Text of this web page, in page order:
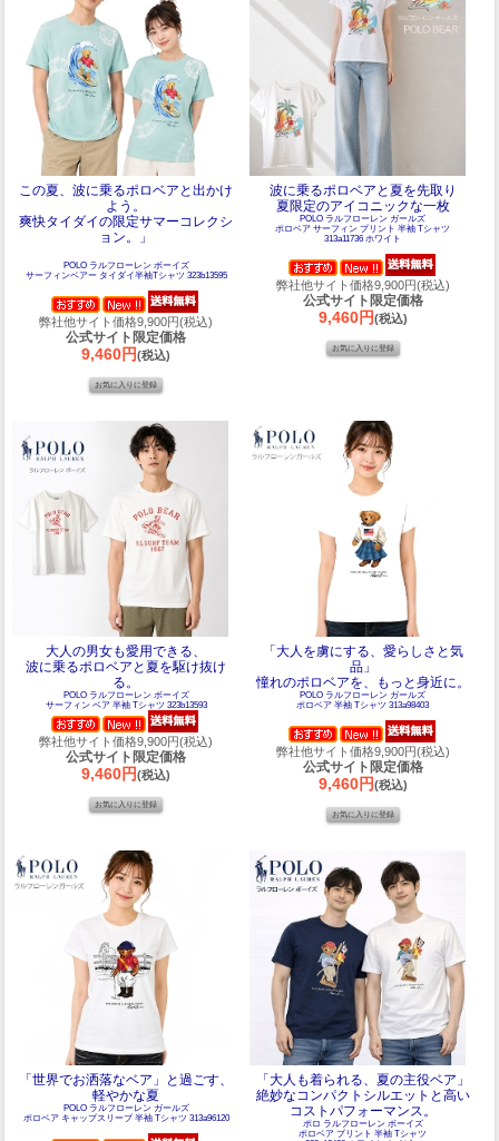
この夏、波に乗るポロベアと出かけ
よう。
爽快タイダイの限定サマーコレクシ
ョン。」
POLO ラルフローレン ボーイズ
サーフィンベアー タイダイ半袖Tシャツ 323b13595
弊社他サイト価格9,900円(税込)
公式サイト限定価格
9,460円(税込)
波に乗るポロベアと夏を先取り
夏限定のアイコニックな一枚
POLO ラルフローレン ガールズ
ポロベア サーフィン プリント 半袖 Tシャツ
313a11736 ホワイト
弊社他サイト価格9,900円(税込)
公式サイト限定価格
9,460円(税込)
大人の男女も愛用できる、
波に乗るポロベアと夏を駆け抜け
る。
POLO ラルフローレン ボーイズ
サーフィン ベア 半袖 Tシャツ 323b13593
弊社他サイト価格9,900円(税込)
公式サイト限定価格
9,460円(税込)
「大人を虜にする、愛らしさと気
品」
憧れのポロベアを、もっと身近に。
POLO ラルフローレン ガールズ
ポロベア 半袖 Tシャツ 313a98403
弊社他サイト価格9,900円(税込)
公式サイト限定価格
9,460円(税込)
「世界でお洒落なベア」と過ごす、
軽やかな夏
POLO ラルフローレン ガールズ
ポロベア キャップスリーブ 半袖 Tシャツ 313a96120
「大人も着られる、夏の主役ベア」
絶妙なコンパクトシルエットと高い
コストパフォーマンス。
ポロ ラルフローレン ボーイズ
ポロベア プリント 半袖 Tシャツ